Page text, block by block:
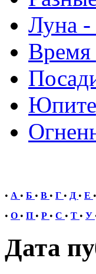
Луна
Время
• А • Б • В • Г • Д • Е •
• О • П • Р • С • Т • У
Дата